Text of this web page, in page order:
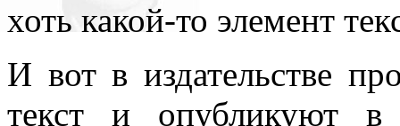
хоть какой-то элемент
И вот в издательстве
текст и опубликуют в